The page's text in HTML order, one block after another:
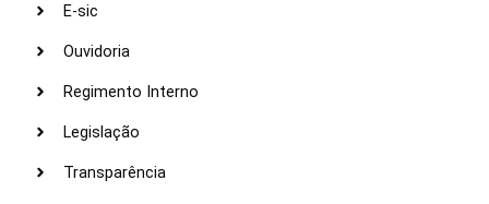
E-sic
Ouvidoria
Regimento Interno
Legislação
Transparência